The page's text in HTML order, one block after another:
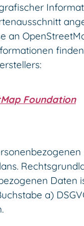
an
Foundation
Daten
a)